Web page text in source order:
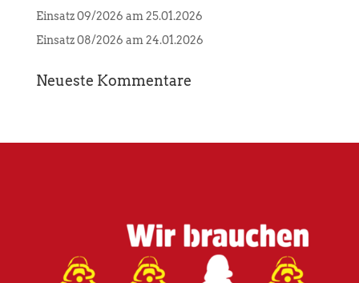
Einsatz 09/2026 am 25.01.2026
Einsatz 08/2026 am 24.01.2026
Neueste Kommentare